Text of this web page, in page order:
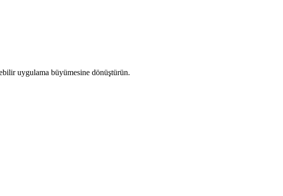
uygulama büyümesine dönüştürün.